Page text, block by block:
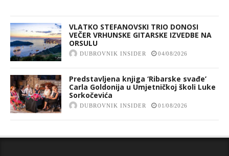
VLATKO STEFANOVSKI TRIO DONOSI
VEČER VRHUNSKE GITARSKE IZVEDBE NA
ORSULU
DUBROVNIK INSIDER 04/08/2026
Predstavljena knjiga ‘Ribarske svađe’
Carla Goldonija u Umjetničkoj školi Luke
Sorkočevića
DUBROVNIK INSIDER 01/08/2026